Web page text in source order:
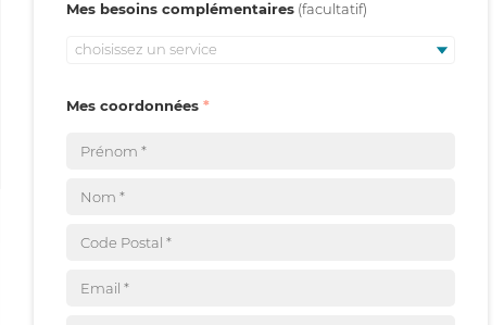
Mes besoins complémentaires
choisissez un service
Mes coordonnées